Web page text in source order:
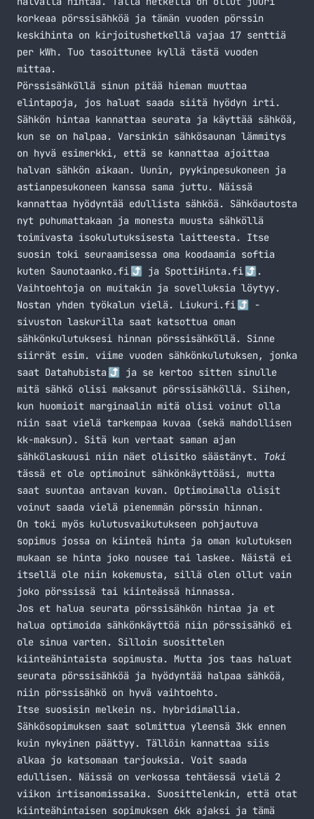
korkeaa pörssisähköä ja tämän vuoden pörssin
keskihinta on kirjoitushetkellä vajaa 17 senttiä
per kWh. Tuo tasoittunee kyllä tästä vuoden
mittaa.
Pörssisähköllä sinun pitää hieman muuttaa
elintapoja, jos haluat saada siitä hyödyn irti.
Sähkön hintaa kannattaa seurata ja käyttää sähköä,
kun se on halpaa. Varsinkin sähkösaunan lämmitys
on hyvä esimerkki, että se kannattaa ajoittaa
halvan sähkön aikaan. Uunin, pyykinpesukoneen ja
astianpesukoneen kanssa sama juttu. Näissä
kannattaa hyödyntää edullista sähköä. Sähköautosta
nyt puhumattakaan ja monesta muusta sähköllä
toimivasta isokulutuksisesta laitteesta. Itse
suosin toki seuraamisessa oma koodaamia softia
kuten Saunotaanko.fi ja SpottiHinta.fi
.
Vaihtoehtoja on muitakin ja sovelluksia löytyy.
Nostan yhden työkalun vielä. Liukuri.fi
-
sivuston laskurilla saat katsottua oman
sähkönkulutuksesi hinnan pörssisähköllä. Sinne
siirrät esim. viime vuoden sähkönkulutuksen, jonka
saat Datahubista
ja se kertoo sitten sinulle
mitä sähkö olisi maksanut pörssisähköllä. Siihen,
kun huomioit marginaalin mitä olisi voinut olla
niin saat vielä tarkempaa kuvaa (sekä mahdollisen
kk-maksun). Sitä kun vertaat saman ajan
sähkölaskuusi niin näet olisitko säästänyt. Toki
tässä et ole optimoinut sähkönkäyttöäsi, mutta
saat suuntaa antavan kuvan. Optimoimalla olisit
voinut saada vielä pienemmän pörssin hinnan.
On toki myös kulutusvaikutukseen pohjautuva
sopimus jossa on kiinteä hinta ja oman kulutuksen
mukaan se hinta joko nousee tai laskee. Näistä ei
itsellä ole niin kokemusta, sillä olen ollut vain
joko pörssissä tai kiinteässä hinnassa.
Jos et halua seurata pörssisähkön hintaa ja et
halua optimoida sähkönkäyttöä niin pörssisähkö ei
ole sinua varten. Silloin suosittelen
kiinteähintaista sopimusta. Mutta jos taas haluat
seurata pörssisähköä ja hyödyntää halpaa sähköä,
niin pörssisähkö on hyvä vaihtoehto.
Itse suosisin melkein ns. hybridimallia.
Sähkösopimuksen saat solmittua yleensä 3kk ennen
kuin nykyinen päättyy. Tällöin kannattaa siis
alkaa jo katsomaan tarjouksia. Voit saada
edullisen. Näissä on verkossa tehtäessä vielä 2
viikon irtisanomissaika. Suosittelenkin, että otat
kiinteähintaisen sopimuksen 6kk ajaksi ja tämä